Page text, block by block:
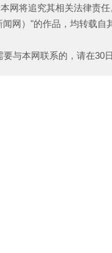
网将追究其相关法律责任
网）"的作品，均转载自
与本网联系的，请在30